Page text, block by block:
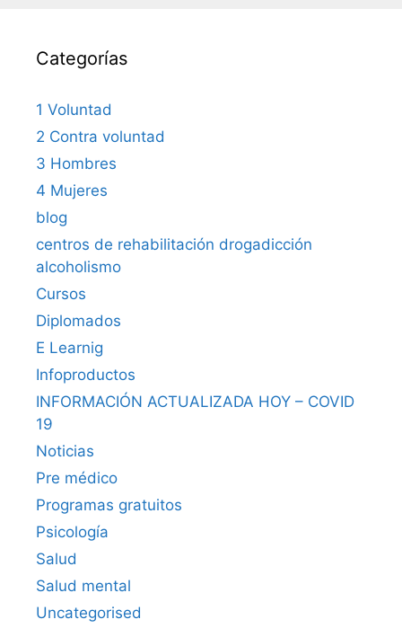
Categorías
1 Voluntad
2 Contra voluntad
3 Hombres
4 Mujeres
blog
centros de rehabilitación drogadicción
alcoholismo
Cursos
Diplomados
E Learnig
Infoproductos
INFORMACIÓN ACTUALIZADA HOY – COVID
19
Noticias
Pre médico
Programas gratuitos
Psicología
Salud
Salud mental
Uncategorised